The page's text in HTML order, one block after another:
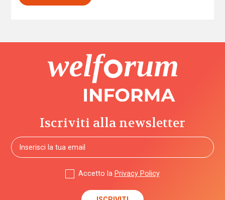
Iscriviti alla newsletter
Accetto la Privacy Policy